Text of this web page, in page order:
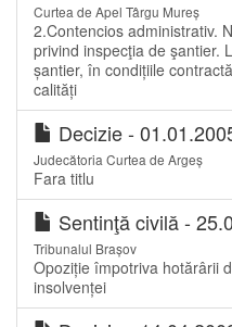
Curtea de Apel Târgu Mureș
2.Contencios administrativ.
privind inspecţia de şantier.
șantier, în condițiile
calități
Decizie -
Judecătoria Curtea de Argeș
Fara titlu
Sentinţă civilă -
Tribunalul Brașov
Opoziție împotriva hotărârii
insolvenței